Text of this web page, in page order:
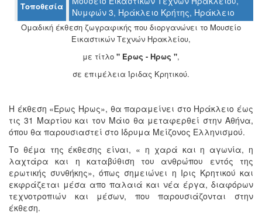
ΤΟΠΟΣ
ΑΝΘΕΚΤΙΚΗ
ΠΟΛΗ
Τοποθεσία
Νυμφών 3, Ηράκλειο Κρήτης, Ηράκλειο
Ομαδική έκθεση ζωγραφικής που διοργανώνει το Μουσείο
Εικαστικών Τεχνών Ηρακλείου,
με τίτλο " Ερως - Ηρως ",
σε επιμέλεια Ίριδας Κρητικού.
Η έκθεση «Ερως Ηρως», θα παραμείνει στο Ηράκλειο έως
τις 31 Μαρτίου και τον Μάιο θα μεταφερθεί στην Αθήνα,
όπου θα παρουσιαστεί στο Ιδρυμα Μείζονος Ελληνισμού.
Το θέμα της έκθεσης είναι, « η χαρά και η αγωνία, η
λαχτάρα και η καταβύθιση του ανθρώπου εντός της
ερωτικής συνθήκης», όπως σημειώνει η Ιρις Κρητικού και
εκφράζεται μέσα απο παλαιά και νέα έργα, διαφόρων
τεχνοτροπιών και μέσων, που παρουσιάζονται στην
έκθεση.